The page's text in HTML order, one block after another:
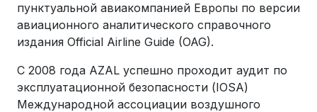
пунктуальной авиакомпанией Европы по версии
авиационного аналитического справочного
издания Official Airline Guide (OAG).
С 2008 года AZAL успешно проходит аудит по
эксплуатационной безопасности (IOSA)
Международной ассоциации воздушного